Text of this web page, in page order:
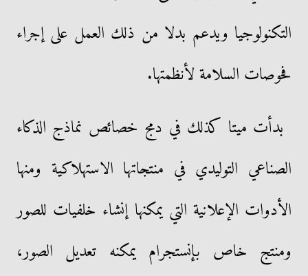
التكنولوجيا ويدعم بدلا من ذلك العمل على إجراء
فحوصات السلامة لأنظمتها.
بدأت ميتا كذلك في دمج خصائص نماذج الذكاء
الصناعي التوليدي في منتجاتها الاستهلاكية ومنها
الأدوات الإعلانية التي يمكنها إنشاء خلفيات للصور
ومنتج خاص بإنستجرام يمكنه تعديل الصور،